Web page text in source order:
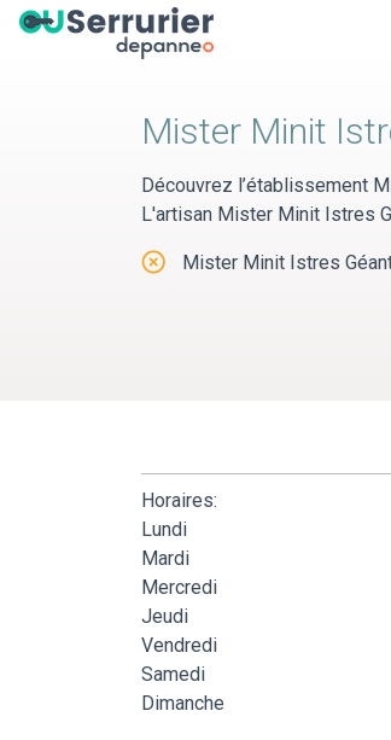
Panneau de gestion des cookies
Mister Minit
Découvrez l’établissement
L'artisan Mister Minit Istres
Mister Minit Istres
Horaires:
Lundi
Mardi
Mercredi
Jeudi
Vendredi
Samedi
Dimanche